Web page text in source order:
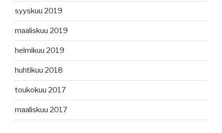
syyskuu 2019
maaliskuu 2019
helmikuu 2019
huhtikuu 2018
toukokuu 2017
maaliskuu 2017